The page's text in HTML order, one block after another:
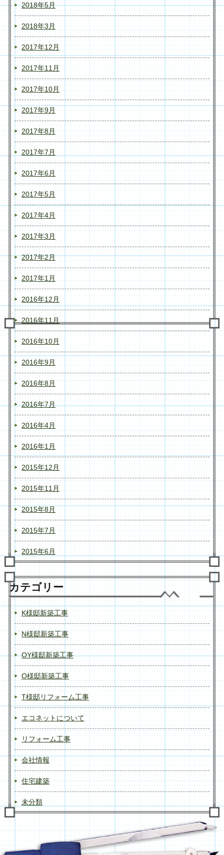
2018年5月
2018年3月
2017年12月
2017年11月
2017年10月
2017年9月
2017年8月
2017年7月
2017年6月
2017年5月
2017年4月
2017年3月
2017年2月
2017年1月
2016年12月
2016年11月
2016年10月
2016年9月
2016年8月
2016年7月
2016年4月
2016年1月
2015年12月
2015年11月
2015年8月
2015年7月
2015年6月
カテゴリー
K様邸新築工事
N様邸新築工事
OY様邸新築工事
O様邸新築工事
T様邸リフォーム工事
エコネットについて
リフォーム工事
会社情報
住宅建築
未分類